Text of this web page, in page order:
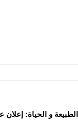
و الحياة: